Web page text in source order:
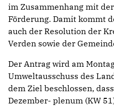
im Zusammenhang mit
Förderung. Damit kommt
auch der Resolution der
Verden sowie der
Der Antrag wird am
Umweltausschuss des
dem Ziel beschlossen,
Dezember- plenum (KW